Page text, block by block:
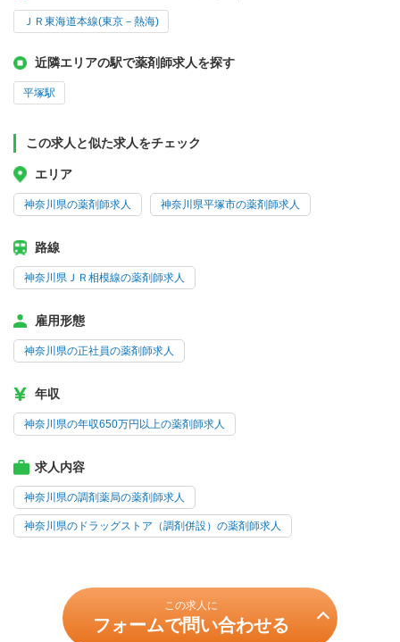
ＪＲ東海道本線(東京－熱海)
近隣エリアの駅で薬剤師求人を探す
平塚駅
この求人と似た求人をチェック
エリア
神奈川県の薬剤師求人 神奈川県平塚市の薬剤師求人
路線
神奈川県ＪＲ相模線の薬剤師求人
雇用形態
神奈川県の正社員の薬剤師求人
年収
神奈川県の年収650万円以上の薬剤師求人
求人内容
神奈川県の調剤薬局の薬剤師求人
神奈川県のドラッグストア（調剤併設）の薬剤師求人
この求人に
フォームで問い合わせる